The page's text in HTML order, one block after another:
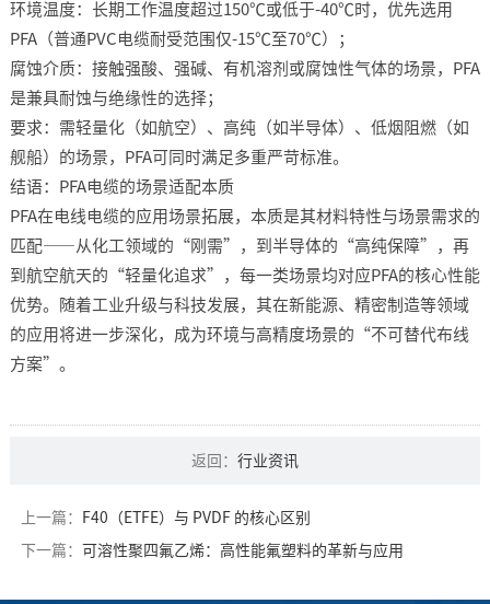
环境温度：长期工作温度超过150℃或低于-40℃时，优先选用
PFA（普通PVC电缆耐受范围仅-15℃至70℃）；​
腐蚀介质：接触强酸、强碱、有机溶剂或腐蚀性气体的场景，PFA
是兼具耐蚀与绝缘性的选择；​
要求：需轻量化（如航空）、高纯（如半导体）、低烟阻燃（如
舰船）的场景，PFA可同时满足多重严苛标准。​
结语：PFA电缆的场景适配本质​
PFA在电线电缆的应用场景拓展，本质是其材料特性与场景需求的
匹配——从化工领域的“刚需”，到半导体的“高纯保障”，再
到航空航天的“轻量化追求”，每一类场景均对应PFA的核心性能
优势。随着工业升级与科技发展，其在新能源、精密制造等领域
的应用将进一步深化，成为环境与高精度场景的“不可替代布线
方案”。​
返回： 行业资讯
上一篇： F40（ETFE）与 PVDF 的核心区别
下一篇： 可溶性聚四氟乙烯：高性能氟塑料的革新与应用